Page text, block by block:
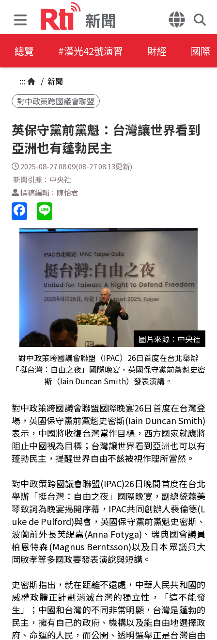
新聞
總覽 #漢光42號演習 財經 國際
::: / 新聞
對中政策跨國議會聯盟
英保守黨前黨魁：台灣讓世界看到
亞洲也有蓬勃民主
2025-08-27 08:09(08-27 08:13更新)
新聞引據：中央社
撰稿編輯：陳怡君
圖片來源：中央社
對中政策跨國議會聯盟（IPAC）26日首度在台北舉辦
「挺台灣：自由之夜」國際晚宴，英國保守黨前黨魁史密
斯（Iain Duncan Smith）發表演講。
對中政策跨國議會聯盟國際晚宴26日首度在台灣登
場，英國保守黨前黨魁史密斯(Iain Duncan Smith)
表示，中國將收復台灣當作目標，西方國家就應將
阻止中國視為目標；台灣讓世界看到亞洲也可以有
蓬勃民主，提醒世界自由不該被視作理所當然。
對中政策跨國議會聯盟(IPAC)26日晚間首度在台北
舉辦「挺台灣：自由之夜」國際晚宴，副總統蕭美
琴致詞為晚宴揭開序幕，IPAC共同創辦人裴倫德(L
uke de Pulford)與會，英國保守黨前黨魁史密斯、
波蘭前外長芙緹嘉(Anna Fotyga)、瑞典國會議員
柏恩特森(Magnus Berntsson)以及日本眾議員大
岡敏孝等多國政要發表演說與短講。
史密斯指出，就在距離不遠處，中華人民共和國的
威權政體正計劃消滅台灣的獨立性，「這不能發
生」；中國和台灣的不同非常明顯，台灣是蓬勃的
民主，擁有自己的政府、機構以及能自由地選擇政
府、命運的人民，而公開、透明選舉正是台灣自由